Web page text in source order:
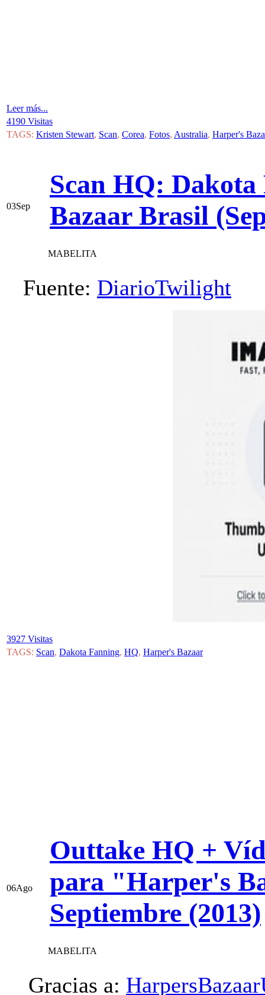
Leer más...
4190 Visitas
TAGS: Kristen Stewart, Scan, Corea, Fotos, Australia, Harper's
03Sep
Scan HQ:
Bazaar Brasil
MABELITA
Fuente: DiarioTwilight
3927 Visitas
TAGS: Scan, Dakota Fanning, HQ, Harper's Bazaar
06Ago
Outtake HQ +
para "Harper's
Septiembre (2013)
MABELITA
Gracias a: